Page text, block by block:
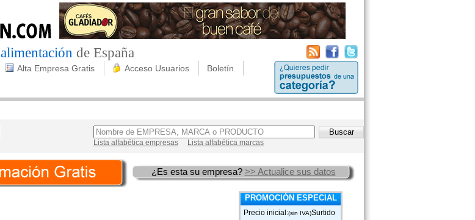
alimentación de España
Alta Empresa Gratis Acceso Usuarios Boletín
Lista alfabética empresas
Lista alfabética marcas
¿Es esta su empresa? >> Actualice sus datos
PROMOCIÓN ESPECIAL
Precio inicial:(sin IVA)Surtido